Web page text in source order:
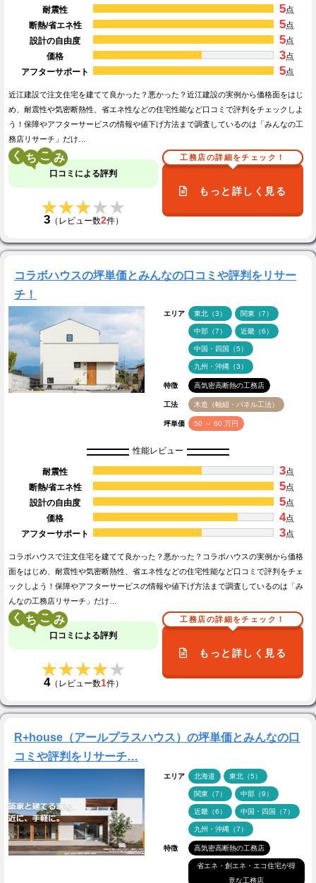
耐震性 5点
断熱/省エネ性
5点
設計の自由度
5点
価格
3点
アフターサポート
5点
近江建設で注文住宅を建てて良かった？悪かった？近江建設の実例から価格面をはじ
め、耐震性や気密断熱性、省エネ性などの住宅性能など口コミで評判をチェックしよ
う！保障やアフターサービスの情報や値下げ方法まで調査しているのは「みんなの工
務店リサーチ」だけ…
く こ
口コミによる評判
★★★★★
★★★★★
3（レビュー数2件）
工務店の詳細をチェック！
もっと詳しく見る
コラボハウスの坪単価とみんなの口コミや評判をリサー
チ！
エリア 東北（3） 関東（7）
中部（7） 近畿（6）
中国・四国（5）
九州・沖縄（3）
特徴 高気密高断熱の工務店
工法 木造（軸組・パネル工法）
坪単価 50 ～ 60 万円
性能レビュー
耐震性 3点
断熱/省エネ性
5点
設計の自由度
5点
価格
4点
アフターサポート
3点
コラボハウスで注文住宅を建てて良かった？悪かった？コラボハウスの実例から価格
面をはじめ、耐震性や気密断熱性、省エネ性などの住宅性能など口コミで評判をチェ
ックしよう！保障やアフターサービスの情報や値下げ方法まで調査しているのは「み
んなの工務店リサーチ」だけ…
く こ
口コミによる評判
★★★★★
★★★★★
4（レビュー数1件）
工務店の詳細をチェック！
もっと詳しく見る
R+house（アールプラスハウス）の坪単価とみんなの口
コミや評判をリサーチ…
エリア 北海道 東北（5）
関東（7） 中部（9）
近畿（6） 中国・四国（7）
九州・沖縄（7）
特徴 高気密高断熱の工務店
省エネ・創エネ・エコ住宅が得
意な工務店